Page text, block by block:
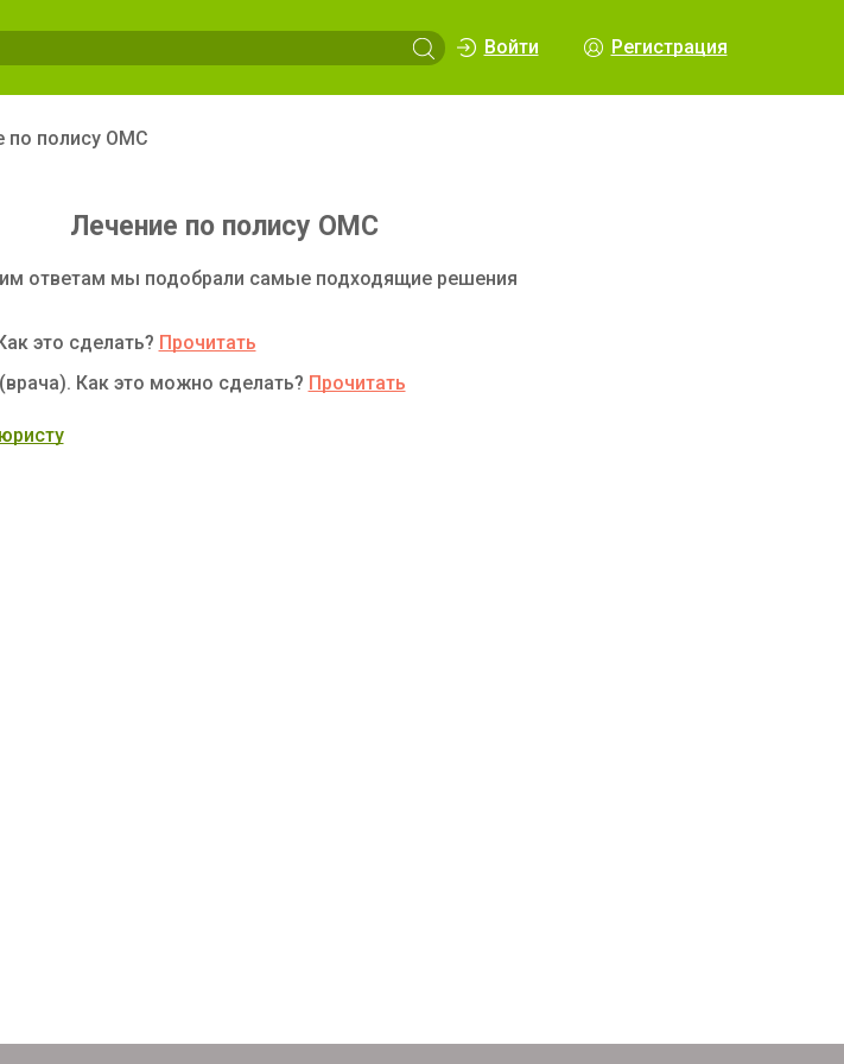
Войти Регистрация
по полису ОМС
Лечение по полису ОМС
ответам мы подобрали самые подходящие решения
это сделать? Прочитать
Как это можно сделать? Прочитать